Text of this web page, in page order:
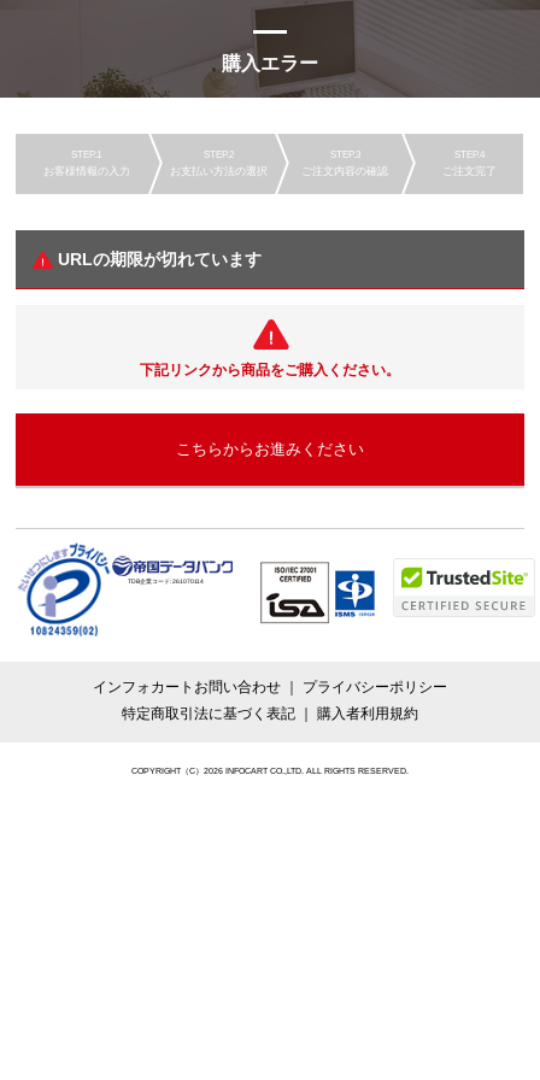
購入エラー
お客様情報の入力 お支払い方法の選択 ご注文内容の確認 ご注文完了
URLの期限が切れています
下記リンクから商品をご購入ください。
こちらからお進みください
TDB企業コード:261070114
インフォカートお問い合わせ
プライバシーポリシー
特定商取引法に基づく表記
購入者利用規約
COPYRIGHT（C）2026 INFOCART CO.,LTD. ALL RIGHTS RESERVED.